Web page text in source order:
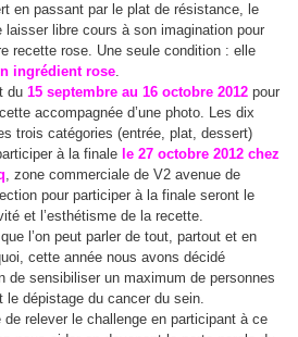
passant par le plat de résistance, le
libre cours à son imagination pour
recette rose. Une seule condition : elle
ingrédient rose.
du 15 septembre au 16 octobre 2012 pour
accompagnée d’une photo. Les dix
trois catégories (entrée, plat, dessert)
à la finale le 27 octobre 2012 chez
, zone commerciale de V2 avenue de
pour participer à la finale seront le
et l’esthétisme de la recette.
l’on peut parler de tout, partout et en
cette année nous avons décidé
de sensibiliser un maximum de personnes
le dépistage du cancer du sein.
relever le challenge en participant à ce